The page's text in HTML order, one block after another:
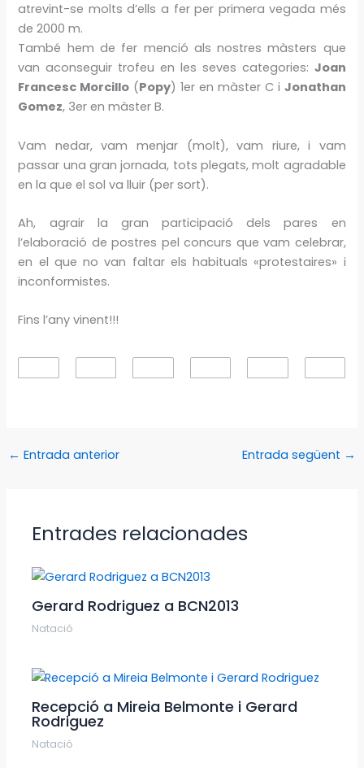
atrevint-se molts d’ells a fer per primera vegada més
de 2000 m.
També hem de fer menció als nostres màsters que
van aconseguir trofeu en les seves categories: Joan
Francesc Morcillo (Popy) 1er en màster C i Jonathan
Gomez, 3er en màster B.
Vam nedar, vam menjar (molt), vam riure, i vam
passar una gran jornada, tots plegats, molt agradable
en la que el sol va lluir (per sort).
Ah, agrair la gran participació dels pares en
l’elaboració de postres pel concurs que vam celebrar,
en el que no van faltar els habituals «protestaires» i
inconformistes.
Fins l’any vinent!!!
← Entrada anterior Entrada següent →
Entrades relacionades
Gerard Rodriguez a BCN2013
Natació
Recepció a Mireia Belmonte i Gerard
Rodriguez
Natació